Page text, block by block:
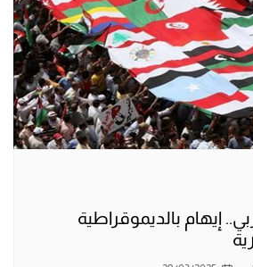
إيهام بالديموقراطية